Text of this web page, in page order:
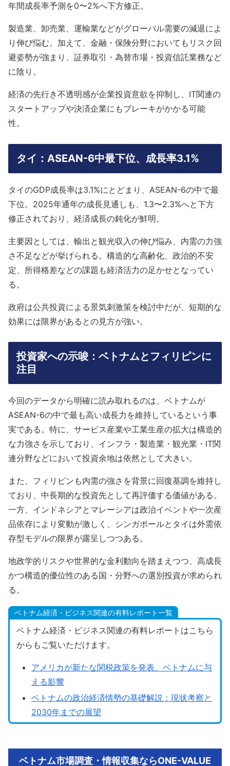
年間成長率予測を0〜2%へ下方修正。
製造業、卸売業、運輸業などがグローバル需要の減退によ
り伸び悩む。加えて、金融・保険分野においてもリスク回
避姿勢が強まり、証券取引・為替市場・投資信託業務など
に陰り。
経済の先行き不透明感が企業投資意欲を抑制し、IT関連の
スタートアップや決済企業にもブレーキがかかる可能
性。
タイ：ASEAN-6中最下位、成長率3.1%
タイのGDP成長率は3.1%にとどまり、ASEAN-6の中で最
下位。2025年通年の成長見通しも、1.3〜2.3%へと下方
修正されており、経済成長の鈍化が鮮明。
主要因としては、輸出と観光収入の伸び悩み、内需の力強
さ不足などが挙げられる。構造的な高齢化、政治的不安
定、所得格差などの課題も経済活力の足かせとなってい
る。
政府は公共投資による景気刺激策を検討中だが、短期的な
効果には限界があるとの見方が強い。
投資家への示唆：ベトナムとフィリピンに
注目
今回のデータから明確に読み取れるのは、ベトナムが
ASEAN-6の中で最も高い成長力を維持しているという事
実である。特に、サービス産業や工業生産の拡大は構造的
な力強さを示しており、インフラ・製造業・観光業・IT関
連分野などにおいて投資余地は依然として大きい。
また、フィリピンも内需の強さを背景に回復基調を維持し
ており、中長期的な投資先として再評価する価値がある。
一方、インドネシアとマレーシアは政治イベントや一次産
品依存により変動が激しく、シンガポールとタイは外需依
存型モデルの限界が露呈しつつある。
地政学的リスクや世界的な金利動向を踏まえつつ、高成長
かつ構造的優位性のある国・分野への選別投資が求められ
る。
ベトナム経済・ビジネス関連の有料レポート一覧
ベトナム経済・ビジネス関連の有料レポートはこちら
からもご覧いただけます。
アメリカが新たな関税政策を発表、ベトナムに与
える影響
ベトナムの政治経済情勢の基礎解説：現状考察と
2030年までの展望
ベトナム市場調査・情報収集ならONE-VALUE